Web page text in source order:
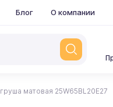
Блог О компании
матовая 25W65BL20E27